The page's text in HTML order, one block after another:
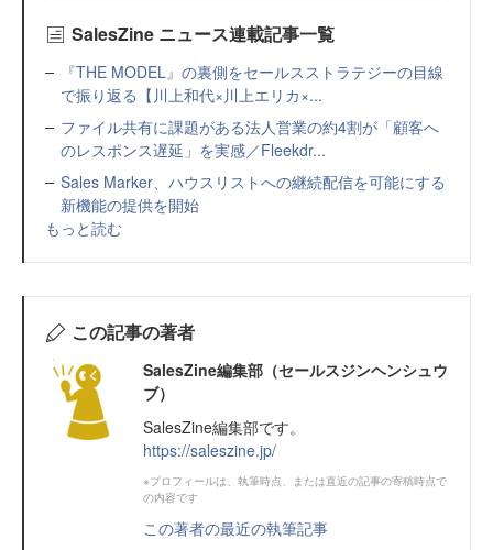
SalesZine ニュース連載記事一覧
『THE MODEL』の裏側をセールスストラテジーの目線
で振り返る【川上和代×川上エリカ×...
ファイル共有に課題がある法人営業の約4割が「顧客へ
のレスポンス遅延」を実感／Fleekdr...
Sales Marker、ハウスリストへの継続配信を可能にする
新機能の提供を開始
もっと読む
この記事の著者
SalesZine編集部（セールスジンヘンシュウ
ブ）
SalesZine編集部です。
https://saleszine.jp/
※プロフィールは、執筆時点、または直近の記事の寄稿時点で
の内容です
この著者の最近の執筆記事